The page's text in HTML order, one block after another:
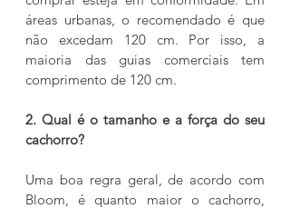
áreas urbanas, o recomendado é que
não excedam 120 cm. Por isso, a
maioria das guias comerciais tem
comprimento de 120 cm.
2. Qual é o tamanho e a força do seu
cachorro?
Uma boa regra geral, de acordo com
Bloom, é quanto maior o cachorro,